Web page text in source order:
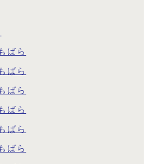
ばら
ばら
ばら
ばら
ばら
ばら